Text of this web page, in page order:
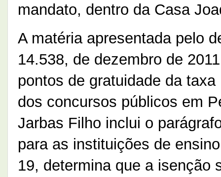
mandato, dentro da Casa
A matéria apresentada pelo
14.538, de dezembro de
pontos de gratuidade da
dos concursos públicos em
Jarbas Filho inclui o
para as instituições de
19, determina que a isenção